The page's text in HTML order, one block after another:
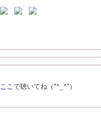
ここ で聴いてね（*^_^*）